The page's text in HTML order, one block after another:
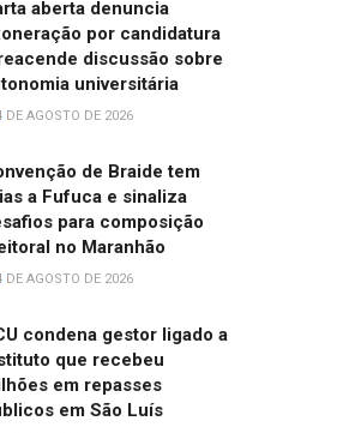
aberta denuncia
por candidatura
discussão sobre
universitária
DE AGOSTO DE 2026
de Braide tem
a Fufuca e sinaliza
para composição
no Maranhão
DE AGOSTO DE 2026
condena gestor ligado a
que recebeu
em repasses
em São Luís